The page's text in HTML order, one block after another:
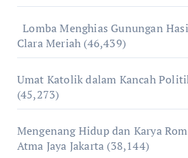
Lomba Menghias Gunungan
Clara Meriah (46,439)
Umat Katolik dalam Kancah
(45,273)
Mengenang Hidup dan Karya
Atma Jaya Jakarta (38,144)